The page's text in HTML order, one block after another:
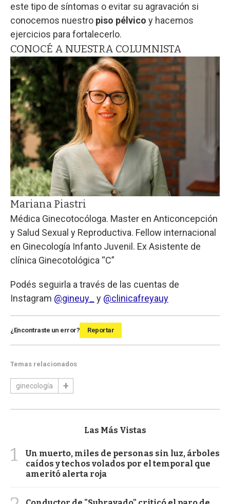
este tipo de síntomas o evitar su agravación si
conocemos nuestro piso pélvico y hacemos
ejercicios para fortalecerlo.
CONOCÉ A NUESTRA COLUMNISTA
Mariana Piastri
Médica Ginecotocóloga. Master en Anticoncepción
y Salud Sexual y Reproductiva. Fellow internacional
en Ginecología Infanto Juvenil. Ex Asistente de
clínica Ginecotológica “C”
Podés seguirla a través de las cuentas de
Instagram @gineuy_ y @clinicafreyauy
¿Encontraste un error? Reportar
Temas relacionados
ginecología
Las Más Vistas
1
Un muerto, miles de personas sin luz, árboles
caídos y techos volados por el temporal que
ameritó alerta roja